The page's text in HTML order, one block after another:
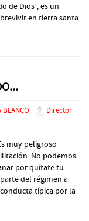
de Dios”, es un
en tierra santa.
BLANCO
Director
muy peligroso
No podemos
por quítate tu
del régimen a
típica por la